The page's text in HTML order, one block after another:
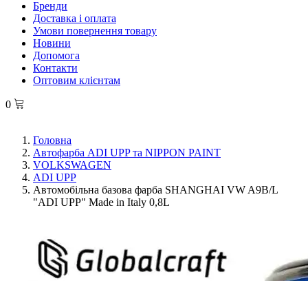
Бренди
Доставка і оплата
Умови повернення товару
Новини
Допомога
Контакти
Оптовим клієнтам
0
Головна
Автофарба ADI UPP та NIPPON PAINT
VOLKSWAGEN
ADI UPP
Автомобільна базова фарба SHANGHAI VW A9B/L
"ADI UPP" Made in Italy 0,8L